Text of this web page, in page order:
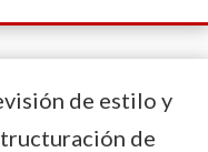
de estilo y
de